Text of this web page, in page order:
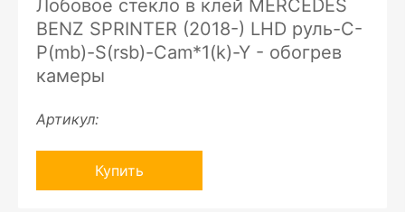
Лобовое стекло в клей MERCEDES
BENZ SPRINTER (2018-) LHD руль-C-
P(mb)-S(rsb)-Cam*1(k)-Y - обогрев
камеры
Артикул:
Купить